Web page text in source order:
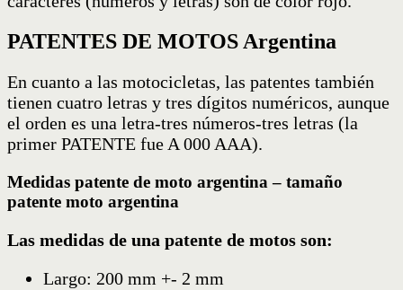
PATENTES DE MOTOS Argentina
En cuanto a las motocicletas, las patentes también
tienen cuatro letras y tres dígitos numéricos, aunque
el orden es una letra-tres números-tres letras (la
primer PATENTE fue A 000 AAA).
Medidas patente de moto argentina – tamaño
patente moto argentina
Las medidas de una patente de motos son:
Largo: 200 mm +- 2 mm